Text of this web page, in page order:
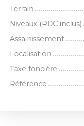
Terrain
Niveaux (RDC inclus)
Assainissement
Localisation
Taxe foncière
Référence